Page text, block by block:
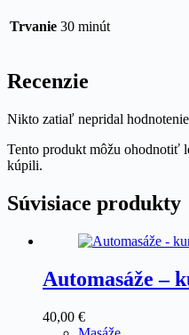
Trvanie 30 minút
Recenzie
Nikto zatiaľ nepridal
Tento produkt môžu ohodnotiť
kúpili.
Súvisiace produkty
Automasáže –
40,00 €